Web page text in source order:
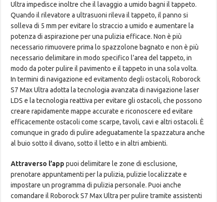
Ultra impedisce inoltre che il lavaggio a umido bagni il tappeto.
Quando il rilevatore a ultrasuoni rileva il tappeto, il panno si
solleva di 5 mm per evitare lo straccio a umido e aumentare la
potenza di aspirazione per una pulizia efficace. Non è più
necessario rimuovere prima lo spazzolone bagnato e non è più
necessario delimitare in modo specifico l’area del tappeto, in
modo da poter pulire il pavimento e il tappeto in una sola volta.
In termini di navigazione ed evitamento degli ostacoli, Roborock
S7 Max Ultra adotta la tecnologia avanzata di navigazione laser
LDS e la tecnologia reattiva per evitare gli ostacoli, che possono
creare rapidamente mappe accurate e riconoscere ed evitare
efficacemente ostacoli come scarpe, tavoli, cavi e altri ostacoli. È
comunque in grado di pulire adeguatamente la spazzatura anche
al buio sotto il divano, sotto il letto e in altri ambienti.
Attraverso l’apppuoi delimitare le zone di esclusione,
prenotare appuntamenti per la pulizia, pulizie localizzate e
impostare un programma di pulizia personale. Puoi anche
comandare il Roborock S7 Max Ultra per pulire tramite assistenti